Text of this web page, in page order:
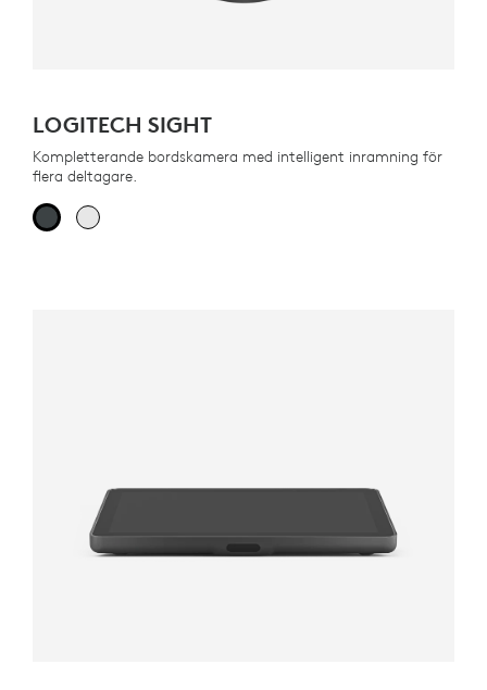
LOGITECH SIGHT
Kompletterande bordskamera med intelligent inramning för
flera deltagare.